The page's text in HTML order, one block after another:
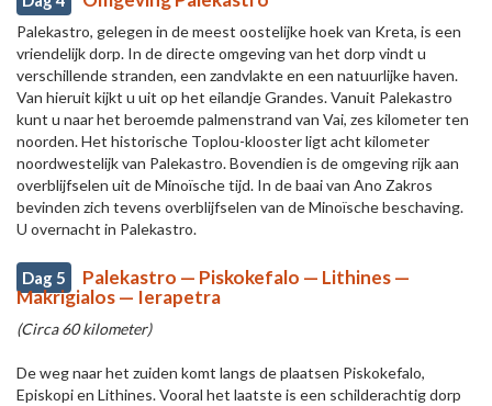
Palekastro, gelegen in de meest oostelijke hoek van Kreta, is een
vriendelijk dorp. In de directe omgeving van het dorp vindt u
verschillende stranden, een zandvlakte en een natuurlijke haven.
Van hieruit kijkt u uit op het eilandje Grandes. Vanuit Palekastro
kunt u naar het beroemde palmenstrand van Vai, zes kilometer ten
noorden. Het historische Toplou-klooster ligt acht kilometer
noordwestelijk van Palekastro. Bovendien is de omgeving rijk aan
overblijfselen uit de Minoïsche tijd. In de baai van Ano Zakros
bevinden zich tevens overblijfselen van de Minoïsche beschaving.
U overnacht in Palekastro.
Dag 5
Palekastro — Piskokefalo — Lithines —
Makrigialos — Ierapetra
(Circa 60 kilometer)
De weg naar het zuiden komt langs de plaatsen Piskokefalo,
Episkopi en Lithines. Vooral het laatste is een schilderachtig dorp